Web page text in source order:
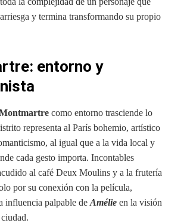
y termina transformando su propio
entorno y
como entorno trasciende lo
representa al París bohemio, artístico
al igual que a la vida local y
cada gesto importa. Incontables
al café Deux Moulins y a la frutería
por su conexión con la película,
influencia palpable de Amélie en la visión